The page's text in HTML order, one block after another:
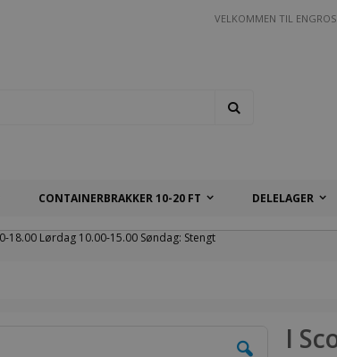
VELKOMMEN TIL
CONTAINERBRAKKER 10-20 FT DELELAGER
18.00 Lørdag 10.00-15.00 Søndag: Stengt
I